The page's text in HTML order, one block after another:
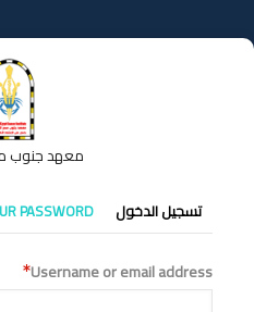
إلى
المحتوى
معهد جنوب
التبويبات
الأساسية
تسجيل الدخول PASSWORD
Username or email address